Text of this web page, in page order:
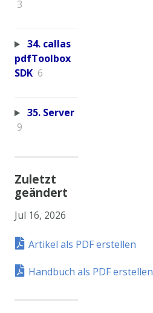
3
34. callas
pdfToolbox
SDK 6
35. Server
9
Zuletzt
geändert
Jul 16, 2026
Artikel als PDF erstellen
Handbuch als PDF erstellen